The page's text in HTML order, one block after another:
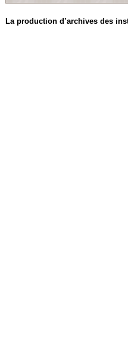
La production d’archives des